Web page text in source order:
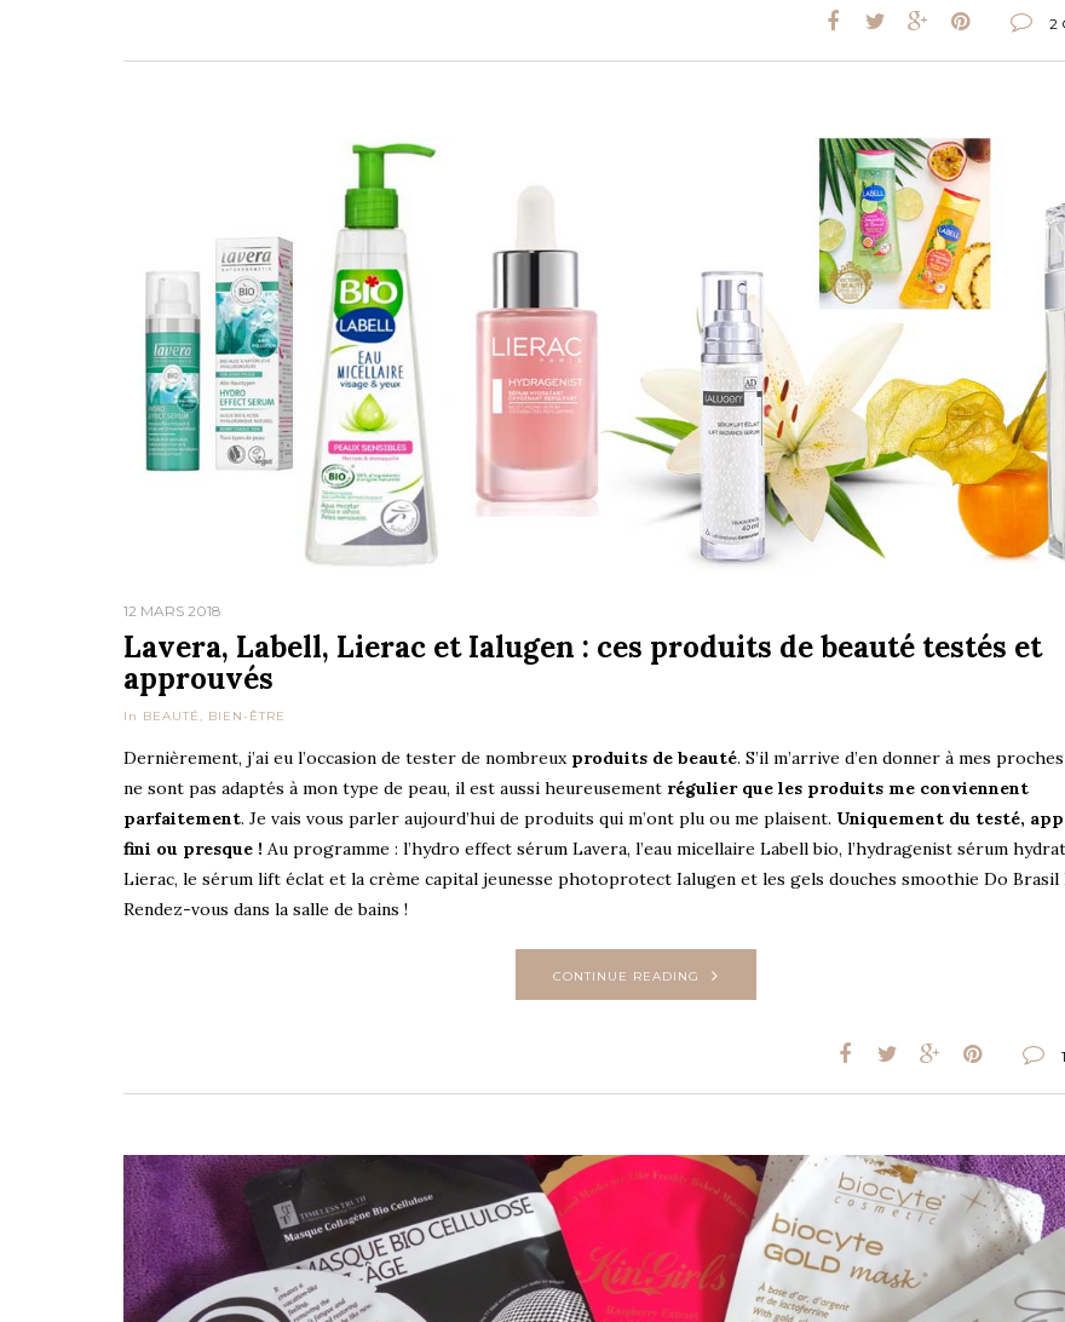
2
12 MARS 2018
Lavera, Labell, Lierac et Ialugen : ces produits de beauté testés et
approuvés
In BEAUTÉ, BIEN-ÊTRE
Dernièrement, j’ai eu l’occasion de tester de nombreux produits de beauté. S’il m’arrive d’en donner à mes
ne sont pas adaptés à mon type de peau, il est aussi heureusement régulier que les produits me conviennent
parfaitement. Je vais vous parler aujourd’hui de produits qui m’ont plu ou me plaisent. Uniquement du testé,
fini ou presque ! Au programme : l’hydro effect sérum Lavera, l’eau micellaire Labell bio, l’hydragenist sérum
Lierac, le sérum lift éclat et la crème capital jeunesse photoprotect Ialugen et les gels douches smoothie Do Brasil
Rendez-vous dans la salle de bains !
CONTINUE READING